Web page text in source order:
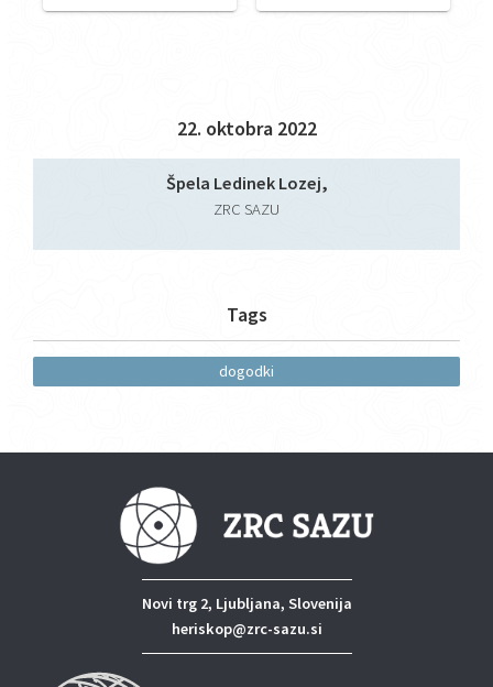
22. oktobra 2022
Špela Ledinek Lozej,
ZRC SAZU
Tags
dogodki
Novi trg 2, Ljubljana, Slovenija
heriskop@zrc-sazu.si